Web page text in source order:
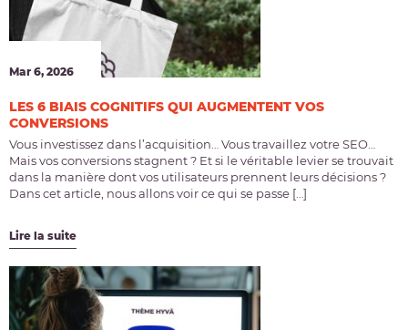
Mar 6, 2026
LES 6 BIAIS COGNITIFS QUI AUGMENTENT VOS
CONVERSIONS
Vous investissez dans l’acquisition… Vous travaillez votre SEO…
Mais vos conversions stagnent ? Et si le véritable levier se trouvait
dans la manière dont vos utilisateurs prennent leurs décisions ?
Dans cet article, nous allons voir ce qui se passe […]
Lire la suite